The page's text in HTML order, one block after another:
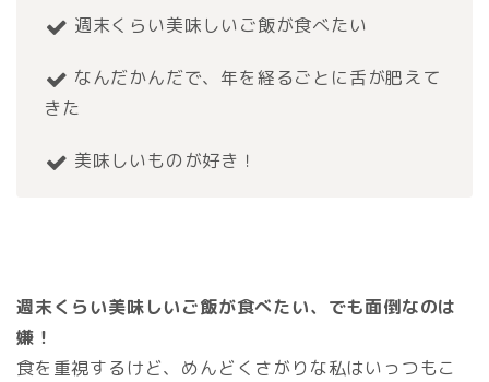
週末くらい美味しいご飯が食べたい
なんだかんだで、年を経るごとに舌が肥えて
きた
美味しいものが好き！
週末くらい美味しいご飯が食べたい、でも面倒なのは
嫌！
食を重視するけど、めんどくさがりな私はいっつもこ